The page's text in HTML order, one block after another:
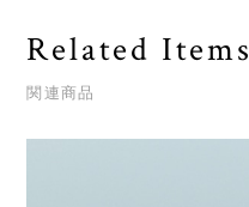
Related Items
関連商品